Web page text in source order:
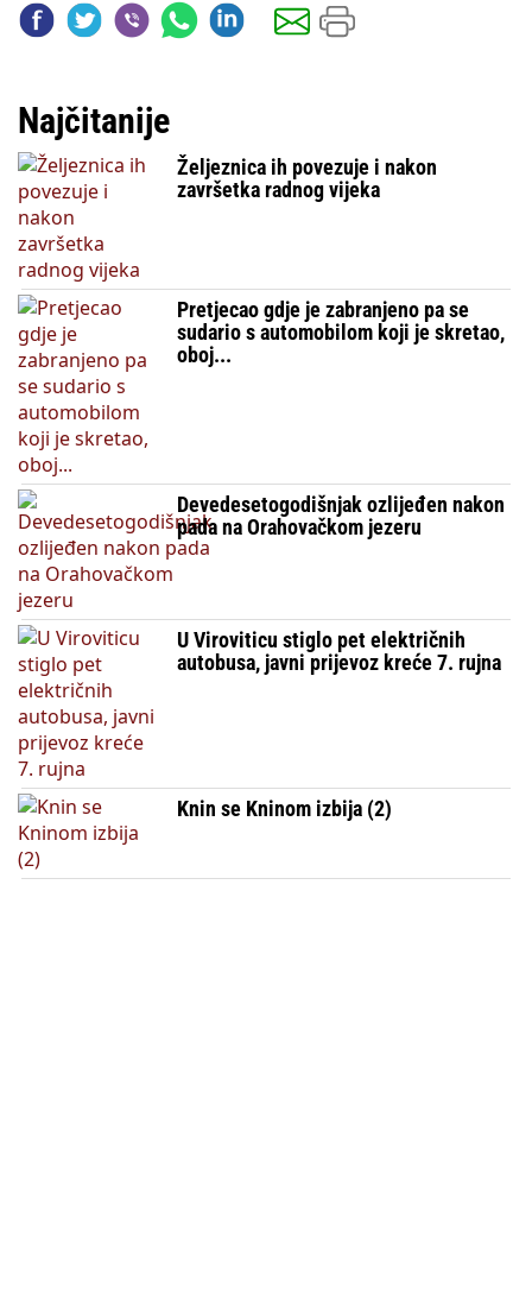
Najčitanije
Željeznica ih povezuje i nakon
završetka radnog vijeka
Pretjecao gdje je zabranjeno pa se
sudario s automobilom koji je skretao,
oboj...
Devedesetogodišnjak ozlijeđen nakon
pada na Orahovačkom jezeru
U Viroviticu stiglo pet električnih
autobusa, javni prijevoz kreće 7. rujna
Knin se Kninom izbija (2)